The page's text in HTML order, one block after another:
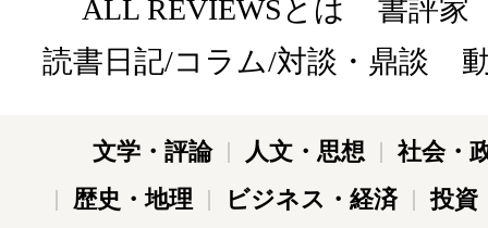
ALL REVIEWSとは
書評家
読書日記/コラム/対談・鼎談
文学・評論 人文・思想
社会・
歴史・地理
ビジネス・経済 投資